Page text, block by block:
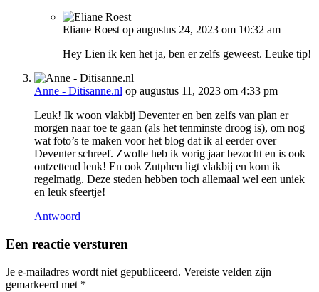
Eliane Roest op augustus 24, 2023 om 10:32 am
Hey Lien ik ken het ja, ben er zelfs geweest. Leuke tip!
Anne - Ditisanne.nl op augustus 11, 2023 om 4:33 pm
Leuk! Ik woon vlakbij Deventer en ben zelfs van plan er
morgen naar toe te gaan (als het tenminste droog is), om nog
wat foto’s te maken voor het blog dat ik al eerder over
Deventer schreef. Zwolle heb ik vorig jaar bezocht en is ook
ontzettend leuk! En ook Zutphen ligt vlakbij en kom ik
regelmatig. Deze steden hebben toch allemaal wel een uniek
en leuk sfeertje!
Antwoord
Een reactie versturen
Je e-mailadres wordt niet gepubliceerd. Vereiste velden zijn
gemarkeerd met *